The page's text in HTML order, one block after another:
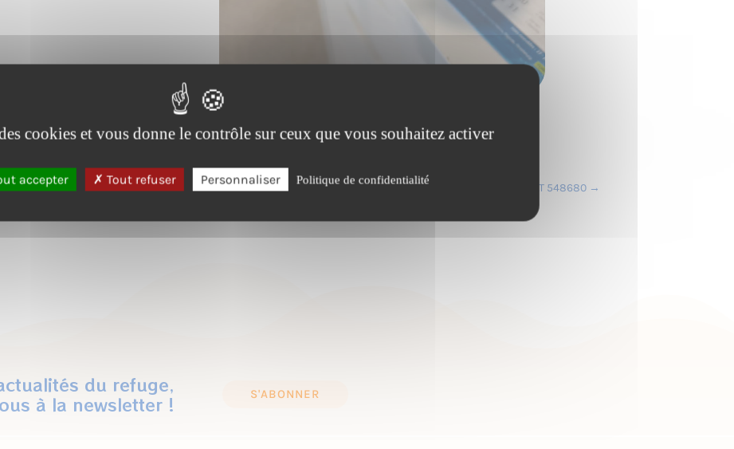
CHAT 548680 →
du refuge,
à la newsletter !
S'ABONNER
cookies et vous donne le contrôle sur ceux que vous souhaitez activer
accepter Tout refuser Personnaliser Politique de confidentialité